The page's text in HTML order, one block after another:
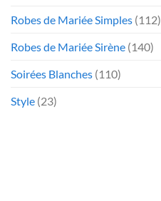
Robes de Mariée Simples (112)
Robes de Mariée Sirène (140)
Soirées Blanches (110)
Style (23)